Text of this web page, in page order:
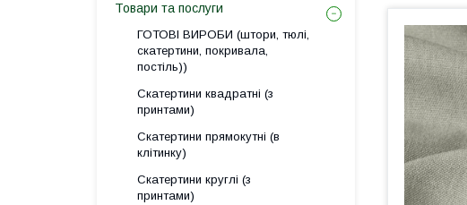
Товари та послуги
ГОТОВІ ВИРОБИ (штори, тюлі,
скатертини, покривала,
постіль))
Скатертини квадратні (з
принтами)
Скатертини прямокутні (в
клітинку)
Скатертини круглі (з
принтами)